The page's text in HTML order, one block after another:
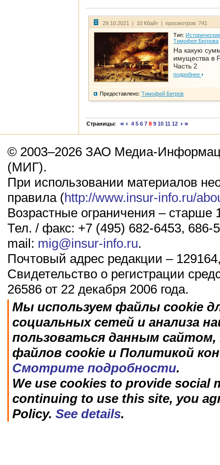
29.10.2021 | 10 Кбайт | просмотров: 741
Тип:
Тимофея Бегрова
На какую
имущества в
Часть 2
подробнее
Предоставлено: Тимофей Бегров
Страницы: 4 5 6 7 8 9 10 11 12
© 2003–2026 ЗАО Медиа-
(МИГ).
При использовании материалов
правила (http://www.insur-info.ru/
Возрастные ограничения – старше
Тел. / факс: +7 (495) 682-6453, 686-
mail: mig@insur-info.ru.
Почтовый адрес редакции –
Свидетельство о регистрации
26586 от 22 декабря 2006 года.
Мы используем файлы cookie
социальных сетей и анализа
пользоваться данным
файлов cookie и Политикой
Смотрите подробности.
We use cookies to provide social
continuing to use this site, you
Policy. See details.